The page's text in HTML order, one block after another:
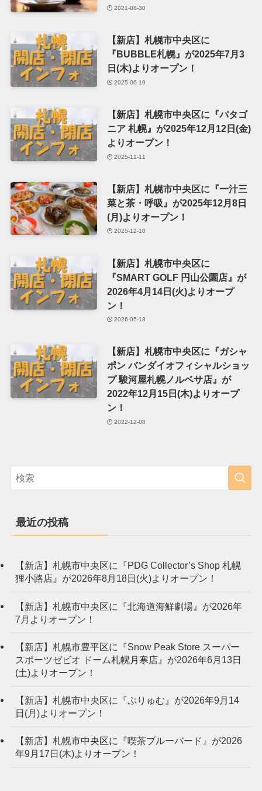
2021-08-30
【新店】札幌市中央区に
『BUBBLE札幌』が2025年7月3
日(木)よりオープン！
2025-06-19
【新店】札幌市中央区に『パタゴ
ニア 札幌』が2025年12月12日(金)
よりオープン！
2025-11-11
【新店】札幌市中央区に『一汁三
菜と茶・呼吸』が2025年12月8日
(月)よりオープン！
2025-12-10
【新店】札幌市中央区に
『SMART GOLF 円山公園店』が
2026年4月14日(火)よりオープ
ン！
2026-05-18
【新店】札幌市中央区に『ガシャ
ポン バンダイオフィシャルショッ
プ 駿河屋札幌ノルベサ店』が
2022年12月15日(木)よりオープ
ン！
2022-12-08
最近の投稿
【新店】札幌市中央区に『PDG Collector’s Shop 札幌
狸小路店』が2026年8月18日(火)よりオープン！
【新店】札幌市中央区に『北海道海鮮劇場』が2026年
7月よりオープン！
【新店】札幌市豊平区に『Snow Peak Store スーパー
スポーツゼビオ ドーム札幌月寒店』が2026年6月13日
(土)よりオープン！
【新店】札幌市中央区に『ぷりゅむ』が2026年9月14
日(月)よりオープン！
【新店】札幌市中央区に『喫茶ブルーバード』が2026
年9月17日(木)よりオープン！